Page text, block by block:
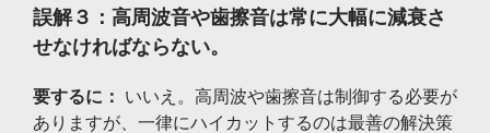
誤解３：高周波音や歯擦音は常に大幅に減衰さ
せなければならない。
要するに：
いいえ。高周波や歯擦音は制御する必要が
ありますが、一律にハイカットするのは最善の解決策